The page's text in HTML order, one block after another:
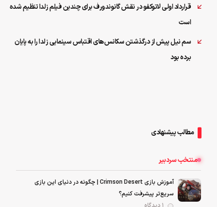
قرارداد اولی لاتوکفو در نقش گانوندورف برای چندین فیلم زلدا تنظیم شده
است
سم نیل پیش از درگذشتن سکانس‌‌های اقتباس سینمایی زلدا را به پایان
برده بود
مطالب پیشنهادی
منتخب سردبیر
آموزش بازی Crimson Desert | چگونه در دنیای این بازی
سریع‌تر پیشرفت کنیم؟